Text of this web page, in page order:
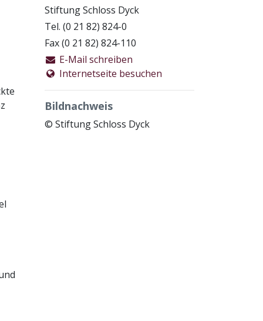
Stiftung Schloss Dyck
Tel. (0 21 82) 824-0
Fax (0 21 82) 824-110
E-Mail schreiben
Internetseite besuchen
Bildnachweis
© Stiftung Schloss Dyck